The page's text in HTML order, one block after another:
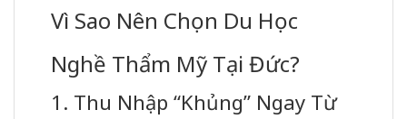
Vì Sao Nên Chọn Du Học
Nghề Thẩm Mỹ Tại Đức?
1. Thu Nhập “Khủng” Ngay Từ